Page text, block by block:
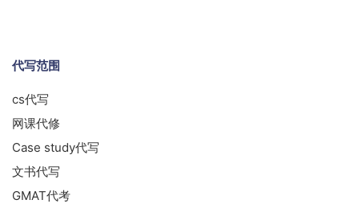
代写范围
cs代写
网课代修
Case study代写
文书代写
GMAT代考